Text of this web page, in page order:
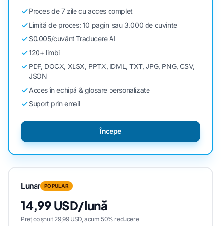
Proces de 7 zile cu acces complet
Limită de proces: 10 pagini sau 3.000 de cuvinte
$0.005/cuvânt Traducere AI
120+ limbi
PDF, DOCX, XLSX, PPTX, IDML, TXT, JPG, PNG, CSV,
JSON
Acces în echipă & glosare personalizate
Suport prin email
Începe
Lunar POPULAR
14,99 USD/lună
Preț obișnuit 29,99 USD, acum 50% reducere